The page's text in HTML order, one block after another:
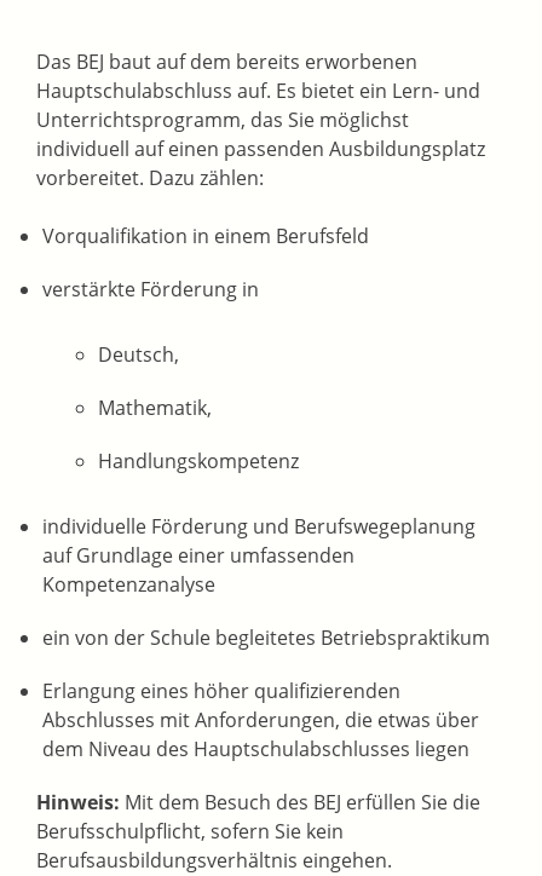
Das BEJ baut auf dem bereits erworbenen
Hauptschulabschluss auf. Es bietet ein Lern- und
Unterrichtsprogramm, das Sie möglichst
individuell auf einen passenden Ausbildungsplatz
vorbereitet. Dazu zählen:
Vorqualifikation in einem Berufsfeld
verstärkte Förderung in
Deutsch,
Mathematik,
Handlungskompetenz
individuelle Förderung und Berufswegeplanung
auf Grundlage einer umfassenden
Kompetenzanalyse
ein von der Schule begleitetes Betriebspraktikum
Erlangung eines höher qualifizierenden
Abschlusses mit Anforderungen, die etwas über
dem Niveau des Hauptschulabschlusses liegen
Hinweis: Mit dem Besuch des BEJ erfüllen Sie die
Berufsschulpflicht, sofern Sie kein
Berufsausbildungsverhältnis eingehen.